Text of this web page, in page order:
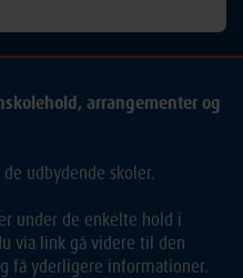
arrangementer og
udbydende skoler.
under de enkelte hold i
via link gå videre til den
få yderligere informationer.